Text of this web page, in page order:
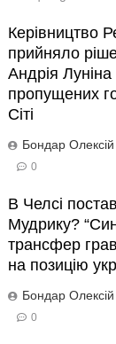
Керівництво
прийняло
Андрія Луніна
пропущених
Сіті
Бондар Олексій
0
В Челсі
Мудрику?
трансфер
на позицію
Бондар Олексій
0